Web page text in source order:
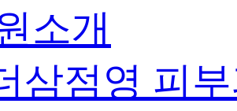
소개
삼점영 피